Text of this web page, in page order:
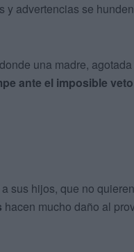
y advertencias se
una madre,
ante el imposible veto
sus hijos, que no
hacen mucho daño al